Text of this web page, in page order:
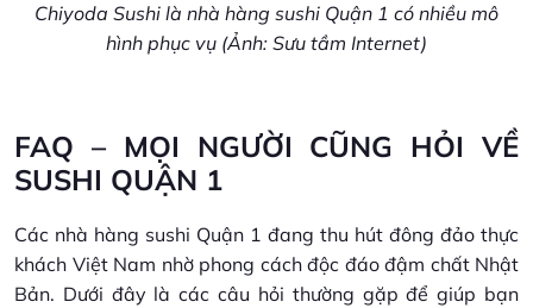
Chiyoda Sushi là nhà hàng sushi Quận 1 có nhiều mô
hình phục vụ (Ảnh: Sưu tầm Internet)
FAQ – MỌI NGƯỜI CŨNG HỎI VỀ
SUSHI QUẬN 1
Các nhà hàng sushi Quận 1 đang thu hút đông đảo thực
khách Việt Nam nhờ phong cách độc đáo đậm chất Nhật
Bản. Dưới đây là các câu hỏi thường gặp để giúp bạn